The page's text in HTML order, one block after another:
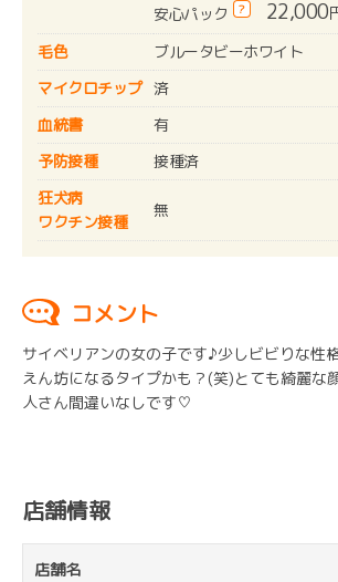
安心パック ? 22,000
毛色
ブルータビーホワイト
マイクロチップ 済
血統書
有
予防接種
接種済
狂犬病
ワクチン接種
無
コメント
サイベリアンの女の子です♪少しビビりな性
えん坊になるタイプかも？(笑)とても綺麗な
人さん間違いなしです♡
店舗情報
店舗名